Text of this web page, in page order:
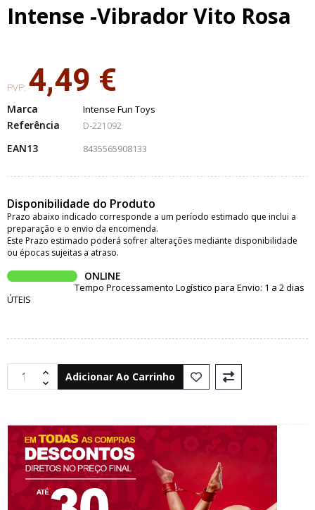
Intense -Vibrador Vito Rosa
PVP: 4,49 €
Marca Intense Fun Toys
Referência D-221092
EAN13 8435565908133
Disponibilidade do Produto
Prazo abaixo indicado corresponde a um período estimado que inclui a
preparação e o envio da encomenda.
Este Prazo estimado poderá sofrer alterações mediante disponibilidade
ou épocas sujeitas a atraso.
ONLINE
Tempo Processamento Logístico para Envio: 1 a 2 dias
ÚTEIS
Adicionar Ao Carrinho